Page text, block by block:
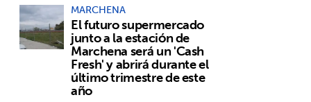
MARCHENA
El futuro supermercado
junto a la estación de
Marchena será un 'Cash
Fresh' y abrirá durante el
último trimestre de este
año